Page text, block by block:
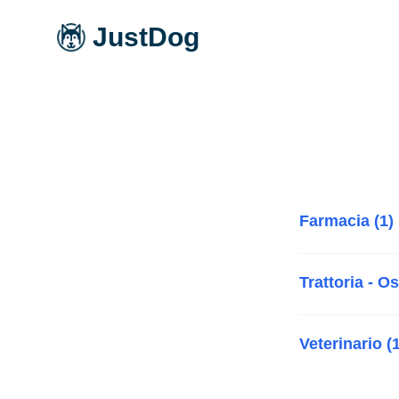
JustDog
Farmacia (1)
Trattoria -
Veterinario